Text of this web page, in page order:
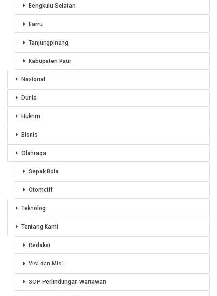
Bengkulu Selatan
Barru
Tanjungpinang
Kabupaten Kaur
Nasional
Dunia
Hukrim
Bisnis
Olahraga
Sepak Bola
Otomotif
Teknologi
Tentang Kami
Redaksi
Visi dan Misi
SOP Perlindungan Wartawan